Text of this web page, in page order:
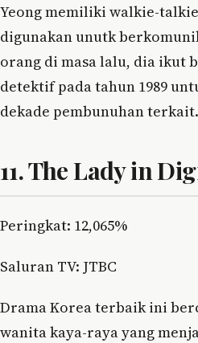
Yeong memiliki walkie-
digunakan unutk
orang di masa lalu, dia ikut
detektif pada tahun 1989
dekade pembunuhan terkait.
11. The Lady in
Peringkat: 12,065%
Saluran TV: JTBC
Drama Korea terbaik ini
wanita kaya-raya yang